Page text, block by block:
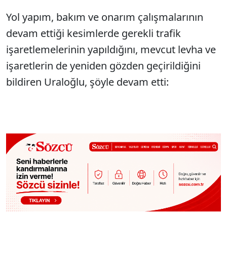
Yol yapım, bakım ve onarım çalışmalarının
devam ettiği kesimlerde gerekli trafik
işaretlemelerinin yapıldığını, mevcut levha ve
işaretlerin de yeniden gözden geçirildiğini
bildiren Uraloğlu, şöyle devam etti: